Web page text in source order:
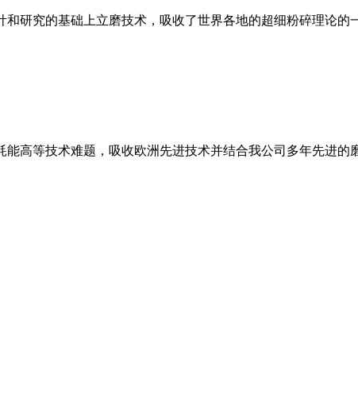
研究的基础上立磨技术，吸收了世界各地的超细粉碎理论
高等技术难题，吸收欧洲先进技术并结合我公司多年先进